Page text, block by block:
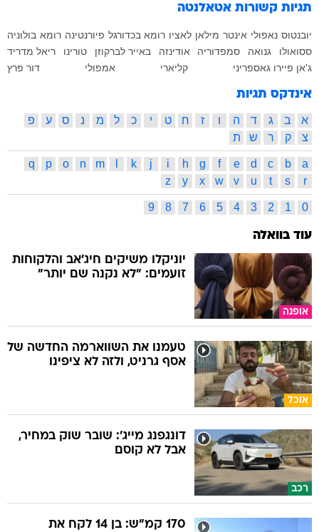
תגיות קשורות אטאלנטה
יובנטוס נאפולי אינטר מילאן לאציו רומא בכדורגל פיורנטינה רומא בולוניה
ססואולו
גנואה סמפדוריה אודינזה באייר לברקוזן טורינו
ריאל מדריד
ג'אן פיירו גאספריני
קליארי אמפולי דור פרץ
אינדקס תגיות
א ב ג ד ה ו ז ח ט י כ ל מ נ ס ע
פ
צ
ק ר ש ת
a
b
c
d
e
f
g
h
i
j
k
m
n
o
p
q
r
s
t
u
v
w
x
y
z
0
1
2
3
4
5
6
7
8
9
עוד בוואלה
אופנה
יוניקלו משיקים חיג'אב והלקוחות
זועמים: "לא נקנה שם יותר"
אוכל
טעמנו את השווארמה החדשה של
אסף גרניט, ולזה לא ציפינו
רכב
דונגפנג מייג': שובר שוק במחיר,
אבל לא קוסם
170 קמ"ש: בן 14 לקח את